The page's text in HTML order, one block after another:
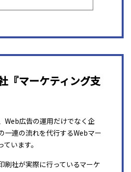
『マーケティング支
Web広告の運用だけでなく企
一連の流れを代行するWebマー
います。
刷社が実際に行っているマーケ